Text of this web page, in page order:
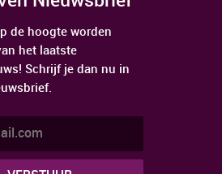
de hoogte worden
het laatste
Schrijf je dan nu in